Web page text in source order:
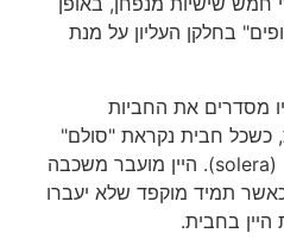
בחלקן העליון על מנת
את החביות
9 חביות, כשכל חבית נקראת "סולם"
ושיטת היישון ניקראת סולרה (solera). היין מועבר משכבה
שלבים כאשר תמיד מוקפד שלא יעברו
בחבית.